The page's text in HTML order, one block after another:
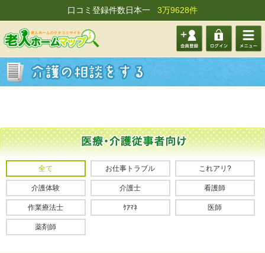
口コミ登録件数日本一 3万9628件
会員登 ログイ メニュ
全て お仕事トラブル これアリ?
介護体験 介護士 看護師
作業療法士 ｹｱﾏﾈ 医師
薬剤師